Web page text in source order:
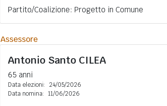
Partito/Coalizione: Progetto in Comune
Assessore
Antonio Santo CILEA
65 anni
Data elezioni: 24/05/2026
Data nomina: 11/06/2026